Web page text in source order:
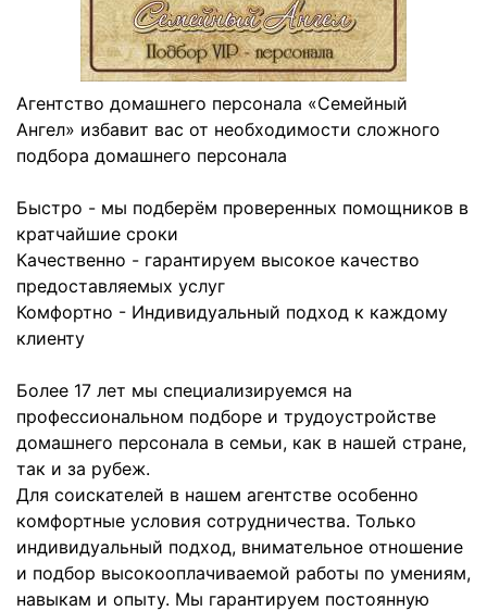
Агентство домашнего персонала «Семейный
Ангел» избавит вас от необходимости сложного
подбора домашнего персонала
Быстро - мы подберём проверенных помощников в
кратчайшие сроки
Качественно - гарантируем высокое качество
предоставляемых услуг
Комфортно - Индивидуальный подход к каждому
клиенту
Более 17 лет мы специализируемся на
профессиональном подборе и трудоустройстве
домашнего персонала в семьи, как в нашей стране,
так и за рубеж.
Для соискателей в нашем агентстве особенно
комфортные условия сотрудничества. Только
индивидуальный подход, внимательное отношение
и подбор высокооплачиваемой работы по умениям,
навыкам и опыту. Мы гарантируем постоянную